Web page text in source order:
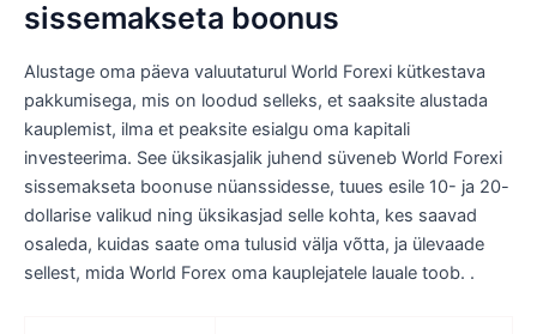
sissemakseta boonus
Alustage oma päeva valuutaturul World Forexi kütkestava
pakkumisega, mis on loodud selleks, et saaksite alustada
kauplemist, ilma et peaksite esialgu oma kapitali
investeerima. See üksikasjalik juhend süveneb World Forexi
sissemakseta boonuse nüanssidesse, tuues esile 10- ja 20-
dollarise valikud ning üksikasjad selle kohta, kes saavad
osaleda, kuidas saate oma tulusid välja võtta, ja ülevaade
sellest, mida World Forex oma kauplejatele lauale toob. .